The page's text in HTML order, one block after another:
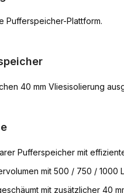
Pufferspeicher-Plattform.
40 mm Vliesisolierung
Pufferspeicher mit
mit 500 / 750 / 1000
mit zusätzlicher 40